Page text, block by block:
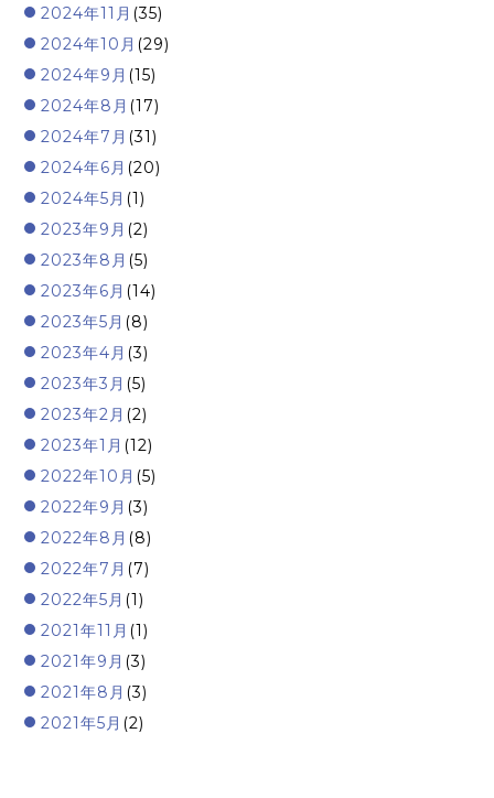
2024年11月 (35)
2024年10月 (29)
2024年9月 (15)
2024年8月 (17)
2024年7月 (31)
2024年6月 (20)
2024年5月 (1)
2023年9月 (2)
2023年8月 (5)
2023年6月 (14)
2023年5月 (8)
2023年4月 (3)
2023年3月 (5)
2023年2月 (2)
2023年1月 (12)
2022年10月 (5)
2022年9月 (3)
2022年8月 (8)
2022年7月 (7)
2022年5月 (1)
2021年11月 (1)
2021年9月 (3)
2021年8月 (3)
2021年5月 (2)